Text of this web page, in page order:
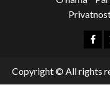
Copyright © All rights